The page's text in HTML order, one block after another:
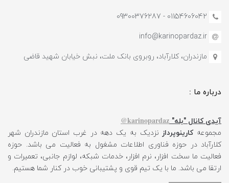
01154606042 - 09300376287
info@karinopardaz.ir
مازندران، کلارآباد، روبروی بانک ملت، نبش خیابان شهید قاضی
درباره ما :
آیدی کانال "بله" karinopardaz@
مجموعهکارینوپرداز نزدیک به یک دهه در غرب استان مازندران شهر
کلارآباد در حوزه فناوری اطلاعات مشغول به فعالیت می باشد. حوزه
فعالیت ما سخت افزار، نرم افزار، خدمات شبکه، لوازم جانبی، تعمیرات و
ارتقا می باشد. ما با یک تیم قوی و پشتیبانی خوب در کنار شما هستیم.